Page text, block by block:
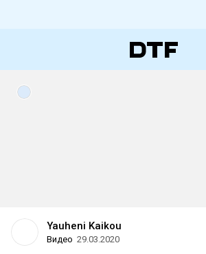
Yauheni Kaikou
Видео 29.03.2020